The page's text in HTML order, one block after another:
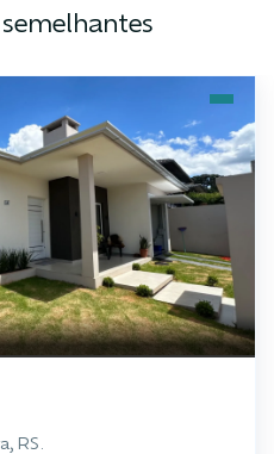
RS.